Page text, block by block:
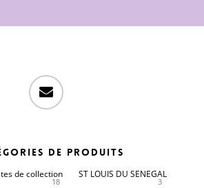
email
de produits
de collection
18
ST LOUIS DU SENEGAL
3